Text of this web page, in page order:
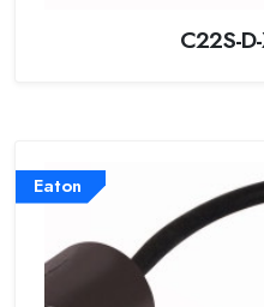
C22S-
Eaton